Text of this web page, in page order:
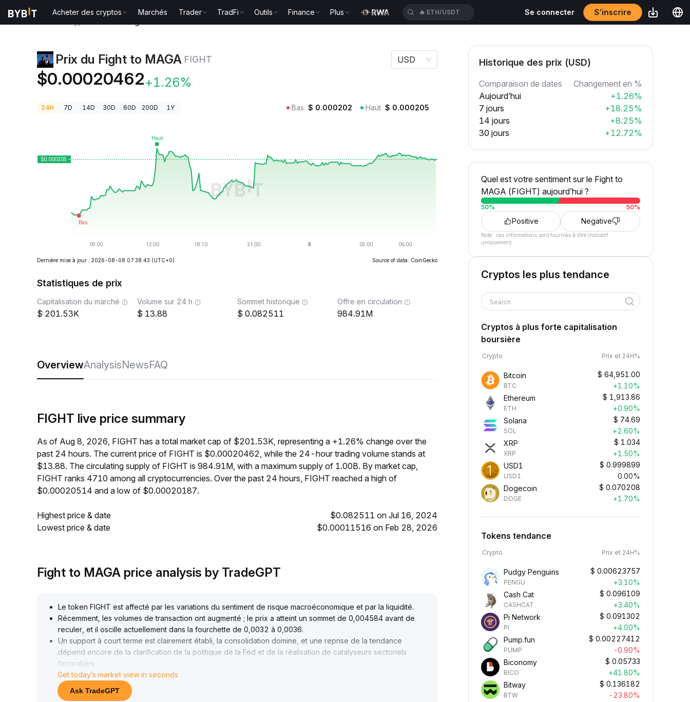
Acheter des cryptos Marchés Trader TradFi Outils Finance Plus 🔥 ETH/USDT Se connecter S’inscrire
Prix du Fight to MAGA FIGHT
$0.00020462+1.26%
USD
24H 7D 14D 30D 60D 200D 1Y Bas $ 0.000202 Haut $ 0.000205
Dernière mise à jour : 2026-08-08 07:38:43 (UTC+0) Source of data: CoinGecko
Statistiques de prix
Capitalisation du marché
201.53K
Volume sur 24 h
13.88
Sommet historique
0.082511
Offre en circulation
984.91M
OverviewAnalysisNewsFAQ
FIGHT live price summary
As of Aug 8, 2026, FIGHT has a total market cap of $201.53K, representing a +1.26% change over the
past 24 hours. The current price of FIGHT is $0.00020462, while the 24-hour trading volume stands at
$13.88. The circulating supply of FIGHT is 984.91M, with a maximum supply of 1.00B. By market cap,
FIGHT ranks 4710 among all cryptocurrencies. Over the past 24 hours, FIGHT reached a high of
$0.00020514 and a low of $0.00020187.
Highest price & date
$0.082511 on Jul 16, 2024
Lowest price & date
$0.00011516 on Feb 28, 2026
Fight to MAGA price analysis by TradeGPT
Le token FIGHT est affecté par les variations du sentiment de risque macroéconomique et par la liquidité.
Récemment, les volumes de transaction ont augmenté ; le prix a atteint un sommet de 0,004584 avant de
reculer, et il oscille actuellement dans la fourchette de 0,0032 à 0,0036.
Un support à court terme est clairement établi, la consolidation domine, et une reprise de la tendance
dépend encore de la clarification de la politique de la Fed et de la réalisation de catalyseurs sectoriels
favorables
Il est recommandé de surveiller la liquidité globale et le rythme d’avancement des applications IA
Si l’appétit pour le risque s’améliore, FIGHT pourrait sortir de sa zone basse et reprendre une tendance
haussière
Get today’s market view in seconds
Ask TradeGPT
Historique des prix (USD)
Comparaison de dates
Changement en %
Aujourd’hui
+1.26%
7 jours
+18.25%
14 jours
+8.25%
30 jours
+12.72%
Quel est votre sentiment sur le Fight to
MAGA (FIGHT) aujourd’hui ?
50% 50%
Positive Negative
Note : ces informations sont fournies à titre indicatif
uniquement.
Cryptos les plus tendance
Search
Cryptos à plus forte capitalisation
boursière
Crypto Prix et 24H%
Bitcoin
BTC
$ 64,951.00
+1.10%
Ethereum
ETH
$ 1,913.86
+0.90%
Solana
SOL
$ 74.69
+2.60%
XRP
XRP
$ 1.034
+1.50%
USD1
USD1
$ 0.999899
0.00%
Dogecoin
DOGE
$ 0.070208
+1.70%
Tokens tendance
Crypto Prix et 24H%
Pudgy Penguins
PENGU
$ 0.00623757
+3.10%
Cash Cat
CASHCAT
$ 0.096109
+3.40%
Pi Network
PI
$ 0.091302
+4.00%
Pump.fun
PUMP
$ 0.00227412
-0.90%
Biconomy
BICO
$ 0.05733
+41.80%
Bitway
BTW
$ 0.136182
-23.80%